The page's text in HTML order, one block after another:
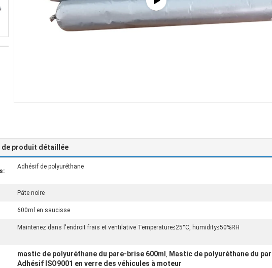
de produit détaillée
Adhésif de polyuréthane
Pâte noire
600ml en saucisse
Maintenez dans l'endroit frais et ventilative Temperature≤25°C, humidity≤50%RH
mastic de polyuréthane du pare-brise 600ml , Mastic de polyuréthane du
Adhésif ISO9001 en verre des véhicules à moteur